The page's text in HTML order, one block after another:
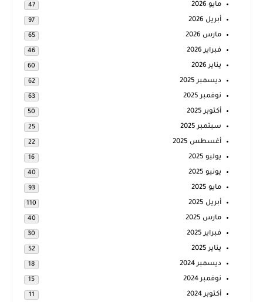
مايو 2026 47
أبريل 2026 97
مارس 2026 65
فبراير 2026 46
يناير 2026 60
ديسمبر 2025 62
نوفمبر 2025 63
أكتوبر 2025 50
سبتمبر 2025 25
أغسطس 2025 22
يوليو 2025 16
يونيو 2025 40
مايو 2025 93
أبريل 2025 110
مارس 2025 40
فبراير 2025 30
يناير 2025 52
ديسمبر 2024 18
نوفمبر 2024 15
أكتوبر 2024 11